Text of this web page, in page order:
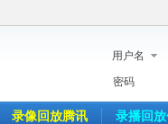
用户名
密码
录像回放腾讯 录播回